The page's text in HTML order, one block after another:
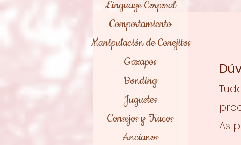
As
Linguage Corporal
Comportamiento
Manipulación de Conejitos
Gazapos
Bonding
Juguetes
Consejos y Trucos
Ancianos